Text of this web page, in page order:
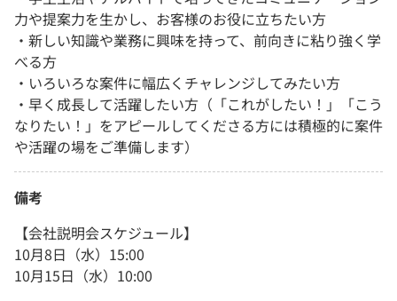
力や提案力を生かし、お客様のお役に立ちたい方
・新しい知識や業務に興味を持って、前向きに粘り強く学
べる方
・いろいろな案件に幅広くチャレンジしてみたい方
・早く成長して活躍したい方（「これがしたい！」「こう
なりたい！」をアピールしてくださる方には積極的に案件
や活躍の場をご準備します）
備考
【会社説明会スケジュール】
10月8日（水）15:00
10月15日（水）10:00